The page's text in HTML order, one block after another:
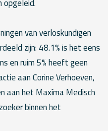
van verloskundigen
zijn: 48.1% is het eens
en ruim 5% heeft geen
aan Corine Verhoeven,
aan het Maxíma Medisch
binnen het